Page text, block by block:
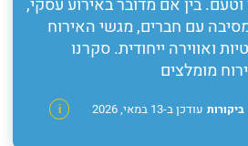
בין אם מדובר באירוע עסקי,
עם חברים, מגשי האירוח
ואווירה ייחודית. סקרנו
מומלצים
i עודכן ב-13 במאי, 2026